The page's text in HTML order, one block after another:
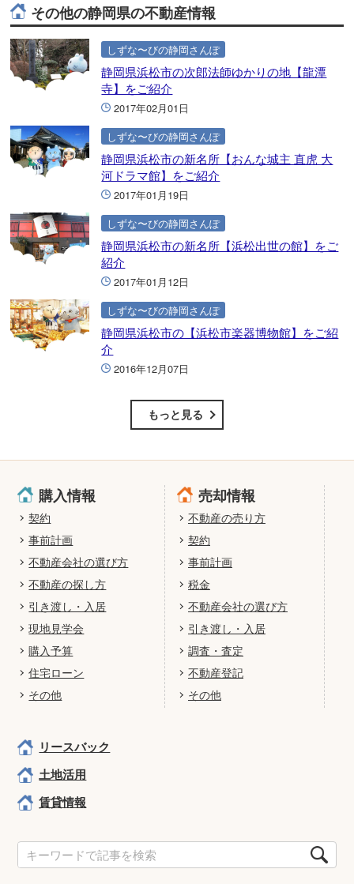
その他の静岡県の不動産情報
しずな〜びの静岡さんぽ
静岡県浜松市の次郎法師ゆかりの地【龍潭
寺】をご紹介
2017年02月01日
しずな〜びの静岡さんぽ
静岡県浜松市の新名所【おんな城主 直虎 大
河ドラマ館】をご紹介
2017年01月19日
しずな〜びの静岡さんぽ
静岡県浜松市の新名所【浜松出世の館】をご
紹介
2017年01月12日
しずな〜びの静岡さんぽ
静岡県浜松市の【浜松市楽器博物館】をご紹
介
2016年12月07日
もっと見る
購入情報
契約
事前計画
不動産会社の選び方
不動産の探し方
引き渡し・入居
現地見学会
購入予算
住宅ローン
その他
売却情報
不動産の売り方
契約
事前計画
税金
不動産会社の選び方
引き渡し・入居
調査・査定
不動産登記
その他
リースバック
土地活用
賃貸情報